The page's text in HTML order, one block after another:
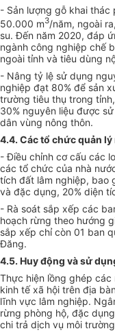
- Sản lượng gỗ khai thác
50.000 m3/năm, ngoài
su. Đến năm 2020, đáp
ngành công nghiệp chế
ngoài tỉnh và tiêu dùng
- Nâng tỷ lệ sử dụng
nghiệp đạt 80% để sản
trường tiêu thụ trong
30% nguyên liệu được
dân vùng nông thôn.
4.4. Các tổ chức quản
- Điều chỉnh cơ cấu các
các tổ chức của nhà
tích đất lâm nghiệp, bao
và đặc dụng, 20% diện
- Rà soát sắp xếp các
hoạch rừng theo hướng
sắp xếp chỉ còn 01 ban
Đăng.
4.5. Huy động và sử
Thực hiện lồng ghép
kinh tế xã hội trên địa
lĩnh vực lâm nghiệp.
rừng phòng hộ, đặc
chi trả dịch vụ môi